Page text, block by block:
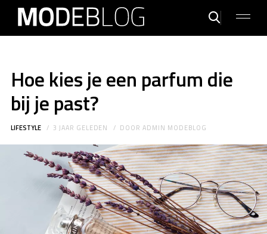
Hoe kies je een parfum die
bij je past?
LIFESTYLE 3 JAAR GELEDEN DOORADMIN MODEBLOG